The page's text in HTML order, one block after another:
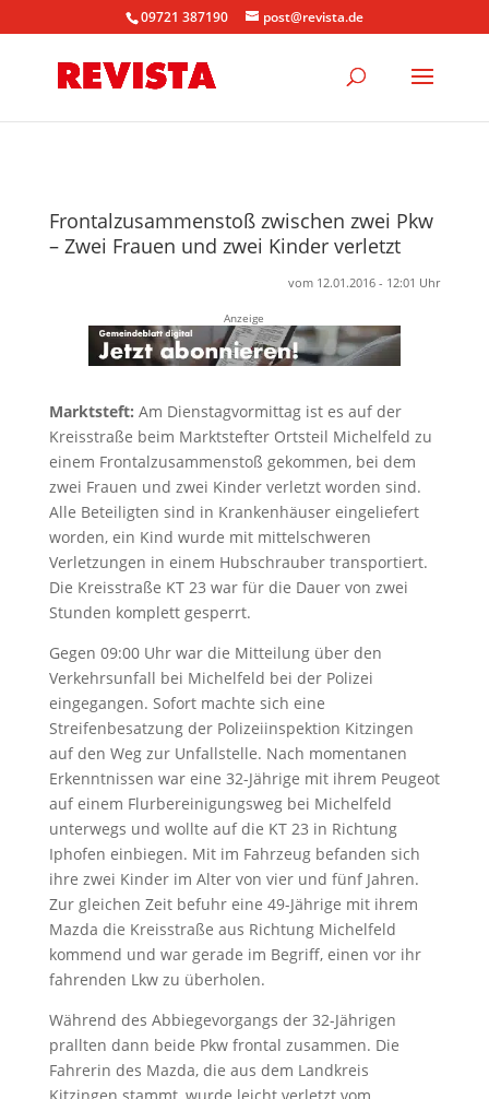
09721 387190 post@revista.de
Frontalzusammenstoß zwischen zwei Pkw
– Zwei Frauen und zwei Kinder verletzt
vom 12.01.2016 - 12:01 Uhr
Anzeige
Marktsteft: Am Dienstagvormittag ist es auf der
Kreisstraße beim Marktstefter Ortsteil Michelfeld zu
einem Frontalzusammenstoß gekommen, bei dem
zwei Frauen und zwei Kinder verletzt worden sind.
Alle Beteiligten sind in Krankenhäuser eingeliefert
worden, ein Kind wurde mit mittelschweren
Verletzungen in einem Hubschrauber transportiert.
Die Kreisstraße KT 23 war für die Dauer von zwei
Stunden komplett gesperrt.
Gegen 09:00 Uhr war die Mitteilung über den
Verkehrsunfall bei Michelfeld bei der Polizei
eingegangen. Sofort machte sich eine
Streifenbesatzung der Polizeiinspektion Kitzingen
auf den Weg zur Unfallstelle. Nach momentanen
Erkenntnissen war eine 32-Jährige mit ihrem Peugeot
auf einem Flurbereinigungsweg bei Michelfeld
unterwegs und wollte auf die KT 23 in Richtung
Iphofen einbiegen. Mit im Fahrzeug befanden sich
ihre zwei Kinder im Alter von vier und fünf Jahren.
Zur gleichen Zeit befuhr eine 49-Jährige mit ihrem
Mazda die Kreisstraße aus Richtung Michelfeld
kommend und war gerade im Begriff, einen vor ihr
fahrenden Lkw zu überholen.
Während des Abbiegevorgangs der 32-Jährigen
prallten dann beide Pkw frontal zusammen. Die
Fahrerin des Mazda, die aus dem Landkreis